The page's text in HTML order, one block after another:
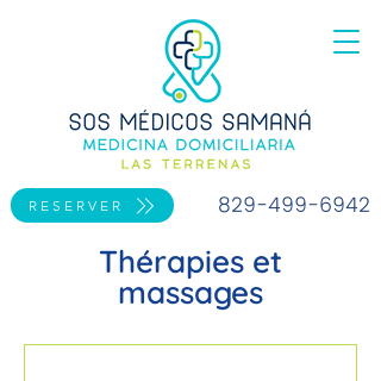
829-499-6942
RESERVER
Thérapies et
massages